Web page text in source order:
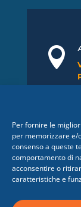
Per fornire le
per memorizzare e/
consenso a queste
comportamento di
acconsentire o
caratteristiche e


